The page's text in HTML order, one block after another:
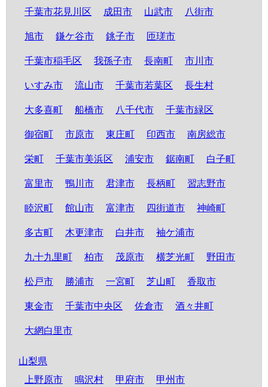
千葉市花見川区
成田市 山武市 八街市
旭市 鎌ケ谷市 銚子市 匝瑳市
千葉市稲毛区 我孫子市 長南町 市川市
いすみ市 流山市 千葉市若葉区 長生村
大多喜町 船橋市 八千代市 千葉市緑区
御宿町 市原市 東庄町 印西市 南房総市
栄町 千葉市美浜区 浦安市 鋸南町 白子町
富里市 鴨川市 君津市 長柄町 習志野市
睦沢町 館山市 富津市 四街道市 神崎町
多古町 木更津市 白井市 袖ケ浦市
九十九里町 柏市 茂原市 横芝光町 野田市
松戸市 勝浦市 一宮町 芝山町 香取市
東金市 千葉市中央区 佐倉市 酒々井町
大網白里市
山梨県
上野原市
鳴沢村 甲府市 甲州市